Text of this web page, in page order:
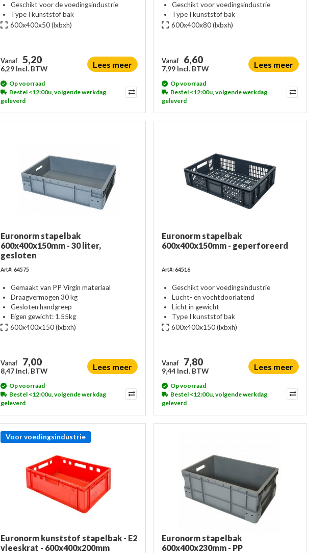
Geschikt voor de voedingsindustrie
Type I kunststof bak
600x400x50(lxbxh)
Vanaf 5,20
6,29 Incl. BTW Lees meer
Op voorraad
Bestel <12:00u, volgende werkdag
geleverd
Geschikt voor voedingsindustrie
Type I kunststof bak
600x400x80(lxbxh)
Vanaf 6,60
7,99 Incl. BTW Lees meer
Op voorraad
Bestel <12:00u, volgende werkdag
geleverd
Euronorm stapelbak
600x400x150mm - 30 liter,
gesloten
Art#: 64575
Gemaakt van PP Virgin materiaal
Draagvermogen 30 kg
Gesloten handgreep
Eigen gewicht: 1.55kg
600x400x150(lxbxh)
Vanaf 7,00
8,47 Incl. BTW Lees meer
Op voorraad
Bestel <12:00u, volgende werkdag
geleverd
Euronorm stapelbak
600x400x150mm - geperforeerd
Art#: 64516
Geschikt voor voedingsindustrie
Lucht- en vochtdoorlatend
Licht in gewicht
Type I kunststof bak
600x400x150(lxbxh)
Vanaf 7,80
9,44 Incl. BTW Lees meer
Op voorraad
Bestel <12:00u, volgende werkdag
geleverd
Voor voedingsindustrie
Euronorm kunststof stapelbak - E2
vleeskrat - 600x400x200mm
Euronorm stapelbak
600x400x230mm - PP